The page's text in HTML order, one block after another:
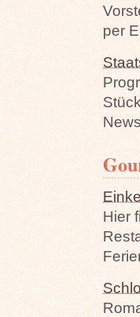
per
Hier